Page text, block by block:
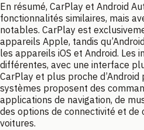
En résumé, CarPlay et Android
fonctionnalités similaires, mais
notables. CarPlay est
appareils Apple, tandis
les appareils iOS et Android. Les
différentes, avec une interface
CarPlay et plus proche
systèmes proposent des
applications de navigation, de
des options de connectivité et
voitures.